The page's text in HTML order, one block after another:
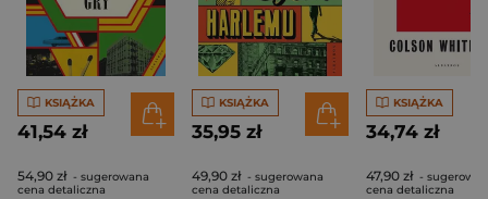
KSIĄŻKA
41,54 zł
54,90 zł - sugerowana
cena detaliczna
KSIĄŻKA
35,95 zł
49,90 zł - sugerowana
cena detaliczna
KSIĄŻKA
34,74 zł
47,90 zł -
cena detaliczna